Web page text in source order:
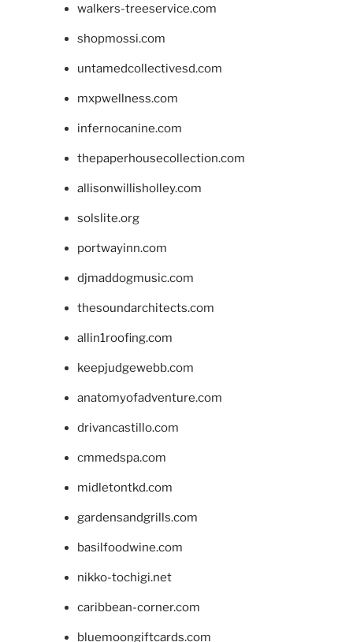
walkers-treeservice.com
shopmossi.com
untamedcollectivesd.com
mxpwellness.com
infernocanine.com
thepaperhousecollection.com
allisonwillisholley.com
solslite.org
portwayinn.com
djmaddogmusic.com
thesoundarchitects.com
allin1roofing.com
keepjudgewebb.com
anatomyofadventure.com
drivancastillo.com
cmmedspa.com
midletontkd.com
gardensandgrills.com
basilfoodwine.com
nikko-tochigi.net
caribbean-corner.com
bluemoongiftcards.com